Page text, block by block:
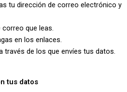
tu dirección de correo electrónico y
que leas.
en los enlaces.
través de los que envíes tus datos.
tus datos